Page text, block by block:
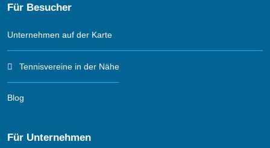
Für Besucher
Unternehmen auf der Karte
Tennisvereine in der Nähe
Blog
Für Unternehmen